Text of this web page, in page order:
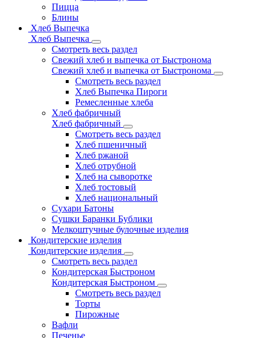
Пицца
Блины
Хлеб Выпечка
Хлеб Выпечка
Смотреть весь раздел
Свежий хлеб и выпечка от Быстронома
Свежий хлеб и выпечка от Быстронома
Смотреть весь раздел
Хлеб Выпечка Пироги
Ремесленные хлеба
Хлеб фабричный
Хлеб фабричный
Смотреть весь раздел
Хлеб пшеничный
Хлеб ржаной
Хлеб отрубной
Хлеб на сыворотке
Хлеб тостовый
Хлеб национальный
Сухари Батоны
Сушки Баранки Бублики
Мелкоштучные булочные изделия
Кондитерские изделия
Кондитерские изделия
Смотреть весь раздел
Кондитерская Быстроном
Кондитерская Быстроном
Смотреть весь раздел
Торты
Пирожные
Вафли
Печенье